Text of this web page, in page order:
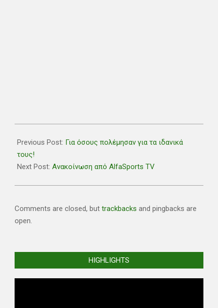
11-
10
Previous Post: Για όσους πολέμησαν για τα ιδανικά
τους!
Next Post: Ανακοίνωση από AlfaSports TV
Comments are closed, but trackbacks and pingbacks are
open.
HIGHLIGHTS